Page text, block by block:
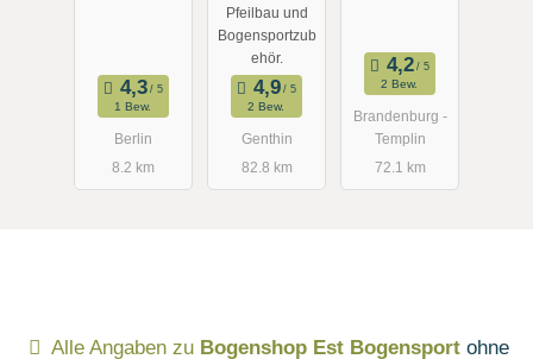
1 Bew.
Berlin
8.2 km
Pfeilbau und
Bogensportzub
ehör.
2 Bew.
Genthin
82.8 km
2 Bew.
Brandenburg -
Templin
72.1 km
Alle Angaben zu Bogenshop Est Bogensport ohne